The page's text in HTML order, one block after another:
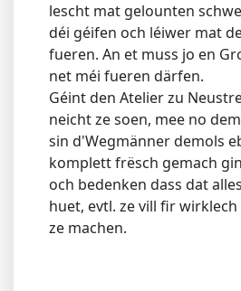
lescht mat gelounten
déi géifen och léiwer mat
fueren. An et muss jo en
net méi fueren därfen.
Géint den Atelier zu
neicht ze soen, mee no
sin d'Wegmänner demols
komplett frësch gemach
och bedenken dass dat
huet, evtl. ze vill fir
ze machen.